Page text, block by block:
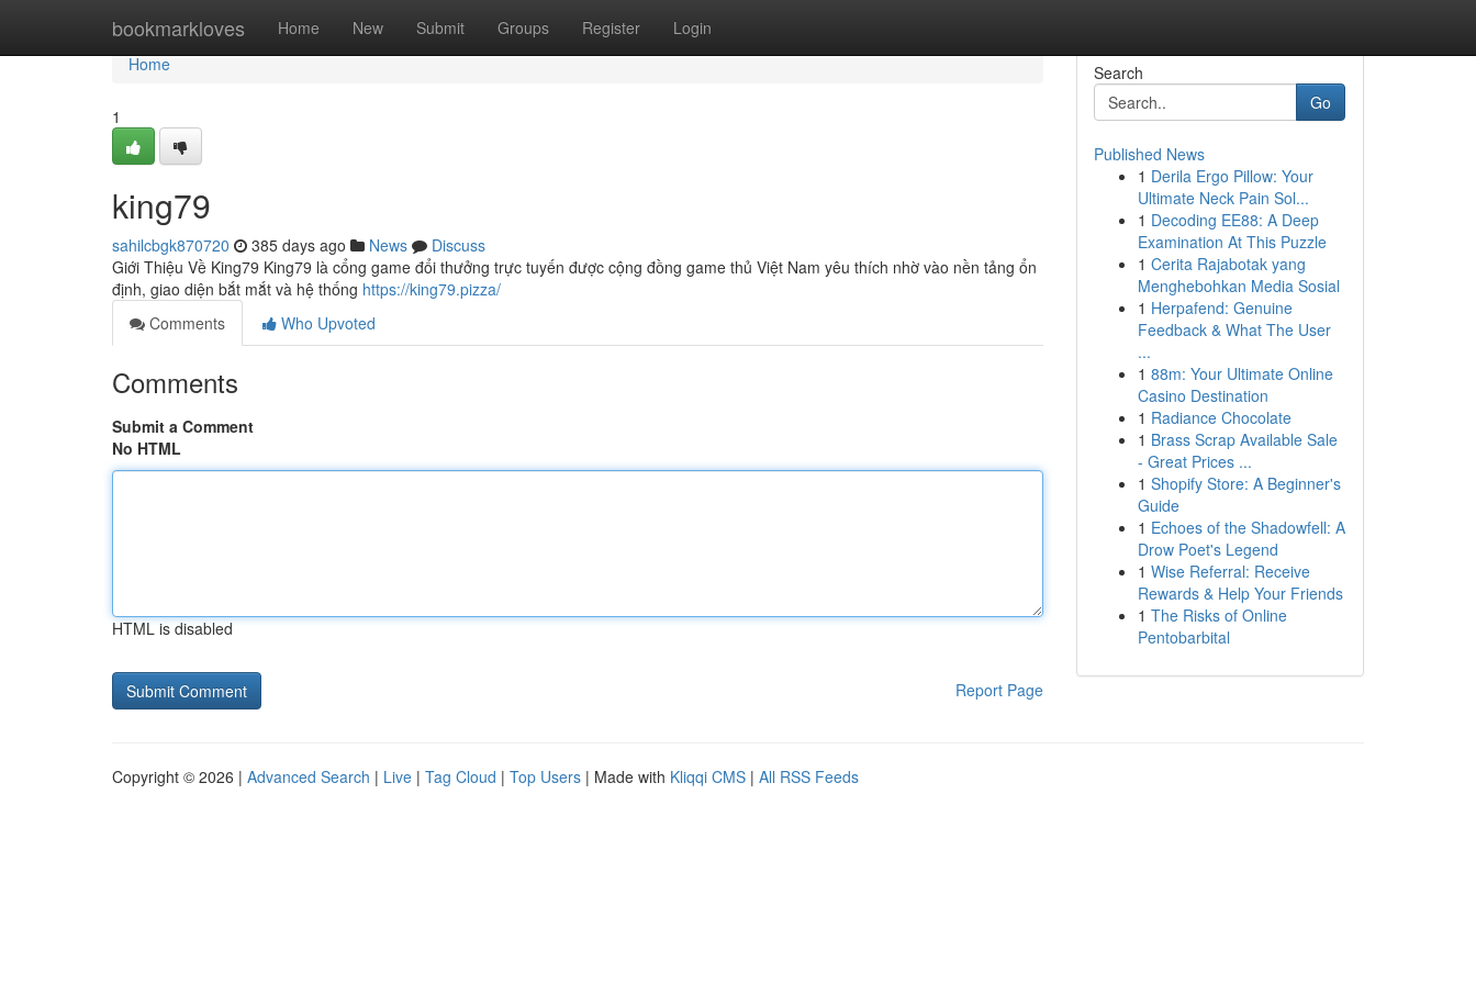
bookmarkloves Home New Submit Groups Register Login
Home
Home
1
king79
sahilcbgk870720 385 days ago News
Discuss
Giới Thiệu Về King79 King79 là cổng game đổi thưởng trực tuyến được cộng đồng game thủ Việt Nam yêu thích nhờ vào nền tảng ổn
định, giao diện bắt mắt và hệ thống https://king79.pizza/
Comments
Who Upvoted
Comments
Submit a Comment
No HTML
HTML is disabled
Report Page
Search
Go
Published News
1 Derila Ergo Pillow: Your
Ultimate Neck Pain Sol...
1 Decoding EE88: A Deep
Examination At This Puzzle
1 Cerita Rajabotak yang
Menghebohkan Media Sosial
1 Herpafend: Genuine
Feedback & What The User
...
1 88m: Your Ultimate Online
Casino Destination
1 Radiance Chocolate
1 Brass Scrap Available Sale
- Great Prices ...
1 Shopify Store: A Beginner's
Guide
1 Echoes of the Shadowfell: A
Drow Poet's Legend
1 Wise Referral: Receive
Rewards & Help Your Friends
1 The Risks of Online
Pentobarbital
Copyright © 2026 | Advanced Search | Live | Tag Cloud | Top Users | Made with Kliqqi CMS | All RSS Feeds